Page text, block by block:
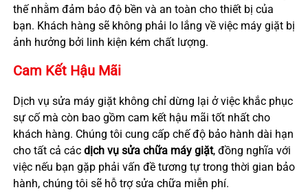
thế nhằm đảm bảo độ bền và an toàn cho thiết bị của
bạn. Khách hàng sẽ không phải lo lắng về việc máy giặt bị
ảnh hưởng bởi linh kiện kém chất lượng.
Cam Kết Hậu Mãi
Dịch vụ sửa máy giặt không chỉ dừng lại ở việc khắc phục
sự cố mà còn bao gồm cam kết hậu mãi tốt nhất cho
khách hàng. Chúng tôi cung cấp chế độ bảo hành dài hạn
cho tất cả các dịch vụ sửa chữa máy giặt, đồng nghĩa với
việc nếu bạn gặp phải vấn đề tương tự trong thời gian bảo
hành, chúng tôi sẽ hỗ trợ sửa chữa miễn phí.